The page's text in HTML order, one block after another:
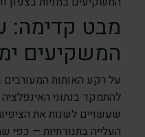
מבט קדימה:
המשקיעים
על רקע האותות
להתמקד בנתוני
שעשויים לשנות את